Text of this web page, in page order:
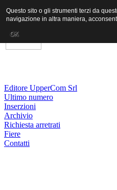
Editore UpperCom Srl
Ultimo numero
Inserzioni
Archivio
Richiesta arretrati
Fiere
Contatti
Questo sito o gli strumenti terzi da
navigazione in altra maniera,
OK